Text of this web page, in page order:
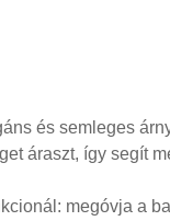
és semleges
áraszt, így segít
megóvja a